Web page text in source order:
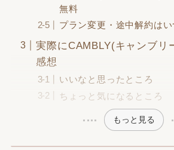
無料
プラン変更・途中解約は
実際にCAMBLY(キャンブリ
感想
いいなと思ったところ
ちょっと気になるところ
もっと見る